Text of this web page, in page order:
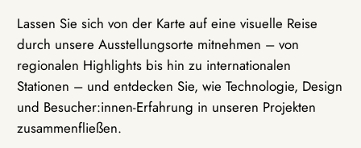
Lassen Sie sich von der Karte auf eine visuelle Reise
durch unsere Ausstellungsorte mitnehmen – von
regionalen Highlights bis hin zu internationalen
Stationen – und entdecken Sie, wie Technologie, Design
und Besucher:innen-Erfahrung in unseren Projekten
zusammenfließen.